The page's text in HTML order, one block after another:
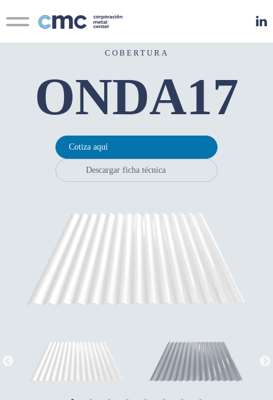
Contacto
Novedades
COBERTURA
ONDA17
Cotiza aquí
Descargar ficha técnica